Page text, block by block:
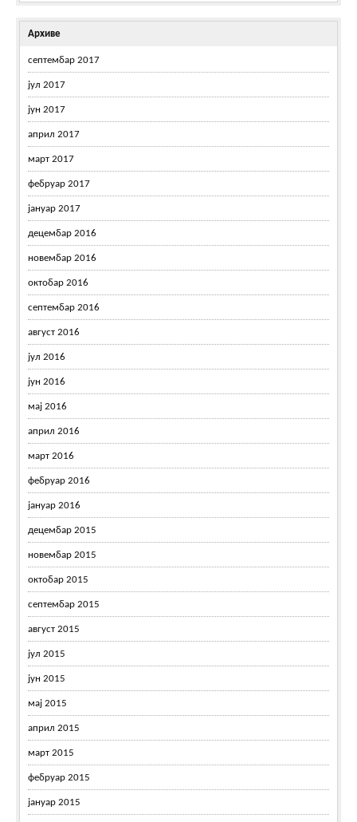
Архиве
септембар 2017
јул 2017
јун 2017
април 2017
март 2017
фебруар 2017
јануар 2017
децембар 2016
новембар 2016
октобар 2016
септембар 2016
август 2016
јул 2016
јун 2016
мај 2016
април 2016
март 2016
фебруар 2016
јануар 2016
децембар 2015
новембар 2015
октобар 2015
септембар 2015
август 2015
јул 2015
јун 2015
мај 2015
април 2015
март 2015
фебруар 2015
јануар 2015